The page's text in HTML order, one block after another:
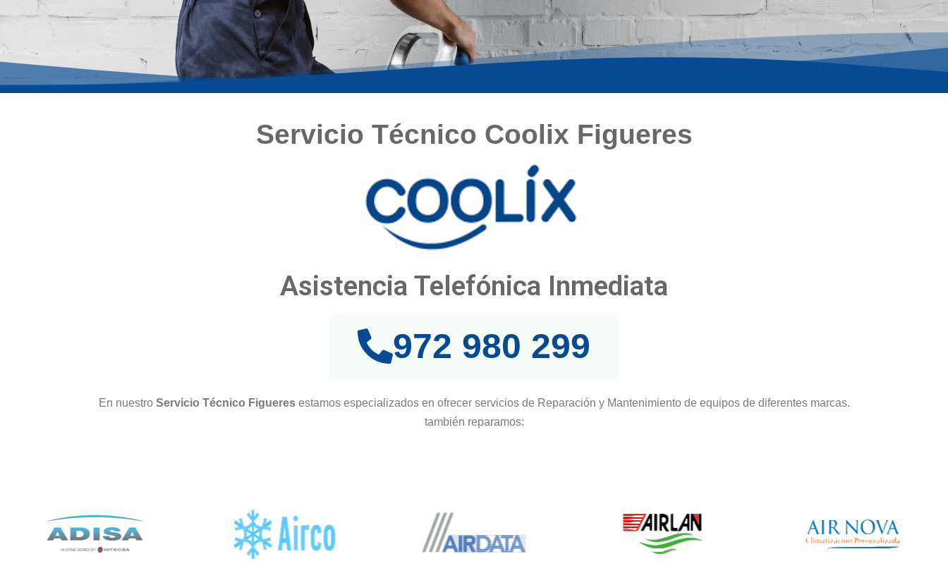
Servicio Técnico Coolix Figueres
Asistencia Telefónica Inmediata
972 980 299
En nuestro Servicio Técnico Figueres estamos especializados en ofrecer servicios de Reparación y Mantenimiento de equipos de diferentes marcas.
también reparamos: